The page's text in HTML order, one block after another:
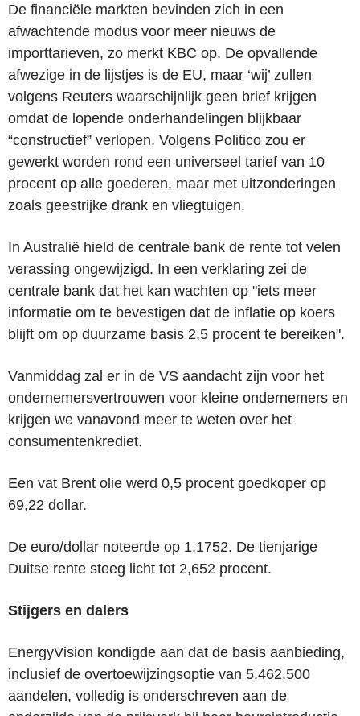
De financiële markten bevinden zich in een
afwachtende modus voor meer nieuws de
importtarieven, zo merkt KBC op. De opvallende
afwezige in de lijstjes is de EU, maar ‘wij’ zullen
volgens Reuters waarschijnlijk geen brief krijgen
omdat de lopende onderhandelingen blijkbaar
“constructief” verlopen. Volgens Politico zou er
gewerkt worden rond een universeel tarief van 10
procent op alle goederen, maar met uitzonderingen
zoals geestrijke drank en vliegtuigen.
In Australië hield de centrale bank de rente tot velen
verassing ongewijzigd. In een verklaring zei de
centrale bank dat het kan wachten op "iets meer
informatie om te bevestigen dat de inflatie op koers
blijft om op duurzame basis 2,5 procent te bereiken".
Vanmiddag zal er in de VS aandacht zijn voor het
ondernemersvertrouwen voor kleine ondernemers en
krijgen we vanavond meer te weten over het
consumentenkrediet.
Een vat Brent olie werd 0,5 procent goedkoper op
69,22 dollar.
De euro/dollar noteerde op 1,1752. De tienjarige
Duitse rente steeg licht tot 2,652 procent.
Stijgers en dalers
EnergyVision kondigde aan dat de basis aanbieding,
inclusief de overtoewijzingsoptie van 5.462.500
aandelen, volledig is onderschreven aan de